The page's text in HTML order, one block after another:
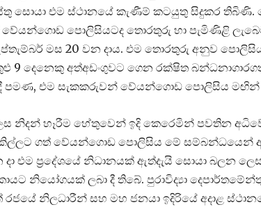
සොයා එම ස්ථානයේ කැණීම් කටයුතු සිදුකර
පොලිසියටද තොරතුරු හා පැමිණිළි
මස 20 වන දාය. එම තොරතුරු අනුව
9 දෙනෙකු අත්අඩංගුවට ගෙන රක්ෂිත
පමණ, එම සැකකරුවන් වේයන්ගොඩ පොලිසිය මඟින්
නිදන් හෑරීම හේතුවෙන් ඉදි කෙරෙමින් පවතින
ගත් වේයන්ගොඩ පොලිසිය මේ සම්බන්ධයෙන්
දා එම ප්‍රදේශයේ නිධානයක් ඇත්දැයි සොයා බලන
නියෝගයක් ලබා දී තිබේ. පුරාවිද්‍යා
නිලධාරීන් සහ මහ ජනයා ඉදිරියේ අදාළ